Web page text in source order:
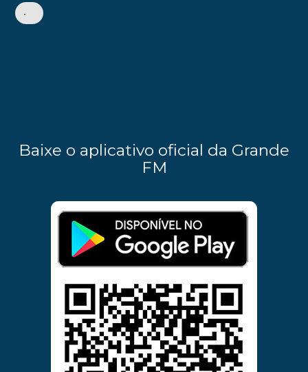
•
Baixe o aplicativo oficial da Grande
FM